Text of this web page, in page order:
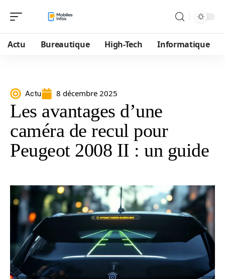
Actu Bureautique High-Tech Informatique
Actu 8 décembre 2025
Les avantages d’une
caméra de recul pour
Peugeot 2008 II : un guide